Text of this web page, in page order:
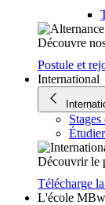
Découvre
Postule et
International
Découvrir le
Télécharge
L'école